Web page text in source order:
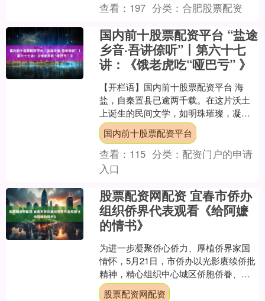
查看： 197 分类：合肥股票配资
国内前十股票配资平台 “盐途
乡音·吾讲倷听”丨第六十七
讲：《饿老虎吃“哑巴亏” 》
【开栏语】国内前十股票配资平台 海
盐，自秦置县已逾两千载。在这片沃土
上诞生的民间文学，如明珠璀璨，凝聚
着世代先民智慧与地域风情，以歌谣、
传说、谚语等鲜活形式，记....
国内前十股票配资平台
查看： 115 分类： 配资门户的申请
入口
股票配资网配资 宜春市侨办
组织侨界代表观看《给阿嬷
的情书》
为进一步凝聚侨心侨力、厚植侨界家国
情怀，5月21日，市侨办以光影赓续侨批
精神，精心组织中心城区侨胞侨眷、侨
务工作干部等代表，集中观看近期热映
股票配资网配资